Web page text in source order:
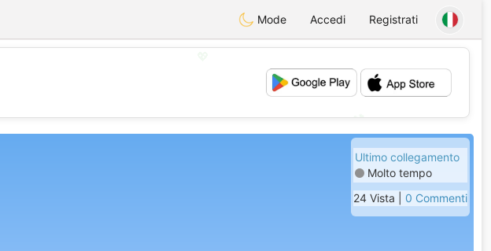
Mode Accedi Registrati
Ultimo collegamento
Molto tempo
24 Vista | 0 Commenti